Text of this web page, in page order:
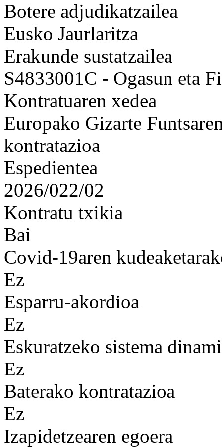
Botere adjudikatzailea
Eusko Jaurlaritza
Erakunde sustatzailea
S4833001C - Ogasun eta
Kontratuaren xedea
Europako Gizarte
kontratazioa
Espedientea
2026/022/02
Kontratu txikia
Bai
Covid-19aren
Ez
Esparru-akordioa
Ez
Eskuratzeko sistema
Ez
Baterako kontratazioa
Ez
Izapidetzearen egoera